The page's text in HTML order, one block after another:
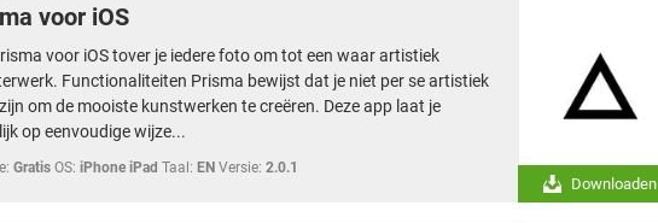
voor iOS
voor iOS tover je iedere foto om tot een waar artistiek
Functionaliteiten Prisma bewijst dat je niet per se artistiek
om de mooiste kunstwerken te creëren. Deze app laat je
op eenvoudige wijze...
Gratis OS: iPhone iPad Taal: EN Versie: 2.0.1
Downloaden